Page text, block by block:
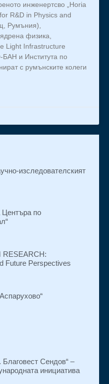
инженертсво „Horia
R&D in Physics and
Румъния),
физика,
Light Infrastructure
и Института по
с румънските колеги
изследователският
по
RESEARCH:
Future Perspectives
Сендов“ –
инициатива